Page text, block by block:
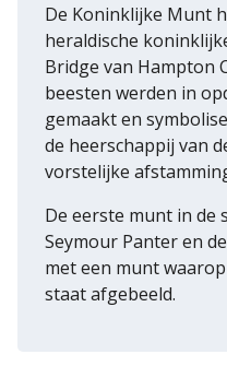
De Koninklijke Munt
heraldische
Bridge van Hampton
beesten werden in
gemaakt en
de heerschappij van
vorstelijke
De eerste munt in de
Seymour Panter en
met een munt
staat afgebeeld.